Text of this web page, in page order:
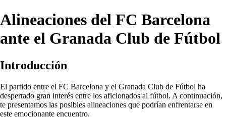
Alineaciones del FC Barcelona
ante el Granada Club de Fútbol
Introducción
El partido entre el FC Barcelona y el Granada Club de Fútbol ha
despertado gran interés entre los aficionados al fútbol. A continuación,
te presentamos las posibles alineaciones que podrían enfrentarse en
este emocionante encuentro.